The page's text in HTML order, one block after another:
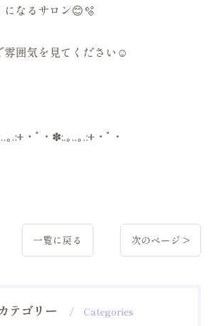
になるサロン😊🫧
雰囲気を見てください☺️
.:+・ﾟ・✽:.｡..｡.:+・ﾟ・
一覧に戻る 次のページ >
カテゴリー Categories